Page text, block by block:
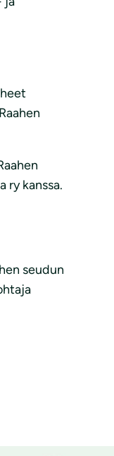
ry kanssa.
seudun